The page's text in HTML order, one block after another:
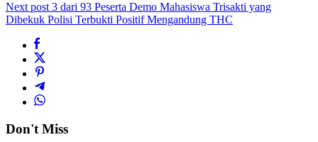
Next post 3 dari 93 Peserta Demo Mahasiswa Trisakti yang
Dibekuk Polisi Terbukti Positif Mengandung THC
Don't Miss